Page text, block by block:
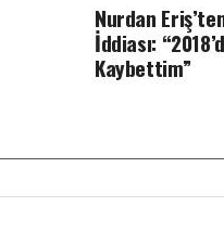
Nurdan
İddiası:
Kaybettim”